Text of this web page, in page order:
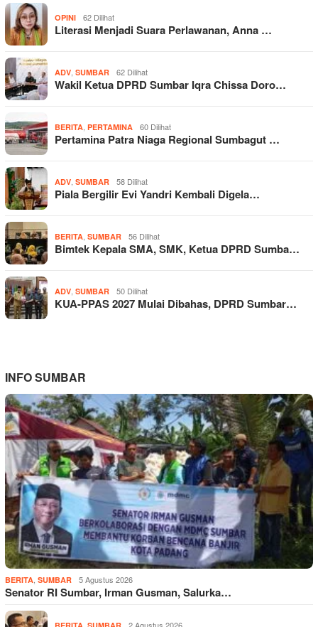
OPINI 62 Dilihat
Literasi Menjadi Suara Perlawanan, Anna …
ADV SUMBAR 62 Dilihat
Wakil Ketua DPRD Sumbar Iqra Chissa Doro…
BERITA PERTAMINA 60 Dilihat
Pertamina Patra Niaga Regional Sumbagut …
ADV SUMBAR 58 Dilihat
Piala Bergilir Evi Yandri Kembali Digela…
BERITA SUMBAR 56 Dilihat
Bimtek Kepala SMA, SMK, Ketua DPRD Sumba…
ADV SUMBAR 50 Dilihat
KUA-PPAS 2027 Mulai Dibahas, DPRD Sumbar…
INFO SUMBAR
BERITA SUMBAR 5 Agustus 2026
Senator RI Sumbar, Irman Gusman, Salurka…
2 Agustus 2026